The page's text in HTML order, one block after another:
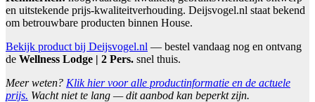
en uitstekende prijs-kwaliteitverhouding. Deijsvogel.nl staat bekend
om betrouwbare producten binnen House.
Bekijk product bij Deijsvogel.nl — bestel vandaag nog en ontvang
de Wellness Lodge | 2 Pers. snel thuis.
Meer weten? Klik hier voor alle productinformatie en de actuele
prijs. Wacht niet te lang — dit aanbod kan beperkt zijn.